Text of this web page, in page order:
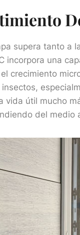
supera tanto a
incorpora una
crecimiento
útil mucho
del medio